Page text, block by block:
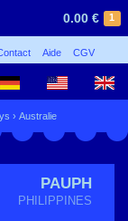
1
0.00 €
Aide CGV
› Australie
PAUPH
PHILIPPINES